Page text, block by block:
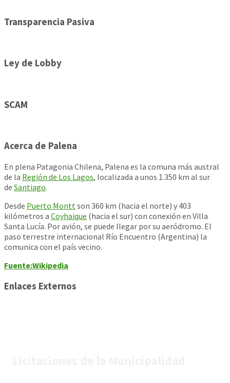
Transparencia Pasiva
Ley de Lobby
SCAM
Acerca de Palena
En plena Patagonia Chilena, Palena es la comuna más austral
de la Región de Los Lagos, localizada a unos 1.350 km al sur
de Santiago.
Desde Puerto Monttson 360 km (hacia el norte) y 403
kilómetros a Coyhaique (hacia el sur) con conexión en Villa
Santa Lucía. Por avión, se puede llegar por su aeródromo. El
paso terrestre internacional Río Encuentro (Argentina) la
comunica con el país vecino.
Fuente:Wikipedia
Enlaces Externos